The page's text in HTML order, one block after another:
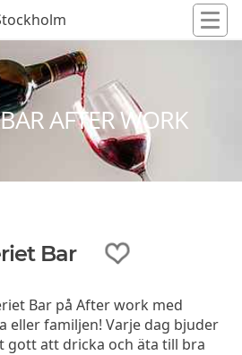
AFTER WORK
Bar
Bar på After work med
eller familjen! Varje dag bjuder
gott att dricka och äta till bra